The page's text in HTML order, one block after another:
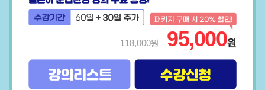
118,000원 95,000원